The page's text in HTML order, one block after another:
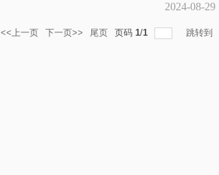
2024-08-29
<<上一页 下一页>> 尾页 页码 1/1 跳转到